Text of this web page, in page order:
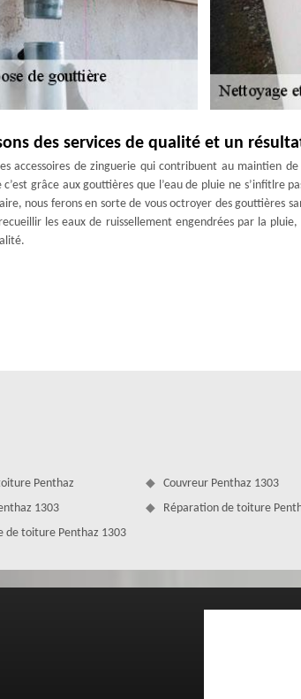
des services de qualité et un
accessoires de zinguerie qui contribuent au maintien
c’est grâce aux gouttières que l’eau de pluie ne s’infitlre
nous ferons en sorte de vous octroyer des gouttières
les eaux de ruissellement engendrées par la
votre devis changement de
tarif changement de gouttière à Penthaz ainsi que tous les
faire parvenir une demande de devis. Par simple
Penthaz
1303
de toiture Penthaz 1303
Couvreur Penthaz 1303
Réparation de toiture